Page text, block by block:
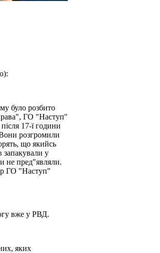
було розбито
ГО "Наступ"
17-ї години
розгромили
що якийсь
запакували у
не пред"являли.
ГО "Наступ"
вже у РВД.
яких